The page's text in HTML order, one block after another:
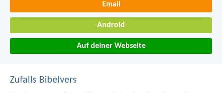
Email
Android
Auf deiner Webseite
Zufalls Bibelvers